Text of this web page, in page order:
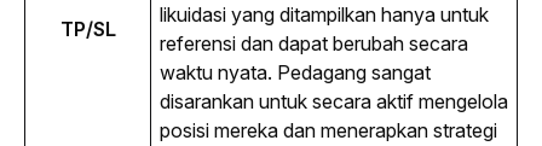
TP/SL
likuidasi yang ditampilkan hanya untuk
referensi dan dapat berubah secara
waktu nyata. Pedagang sangat
disarankan untuk secara aktif mengelola
posisi mereka dan menerapkan strategi